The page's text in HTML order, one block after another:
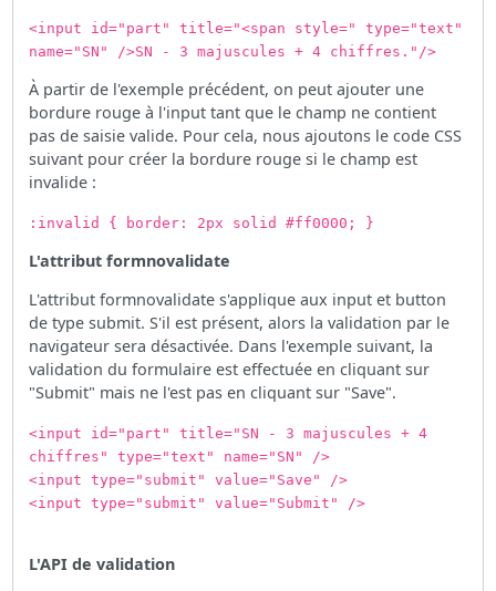
<input id="part" title="<span style=" type="text"
name="SN" />SN - 3 majuscules + 4 chiffres."/>
À partir de l'exemple précédent, on peut ajouter une
bordure rouge à l'input tant que le champ ne contient
pas de saisie valide. Pour cela, nous ajoutons le code CSS
suivant pour créer la bordure rouge si le champ est
invalide :
:invalid { border: 2px solid #ff0000; }
L'attribut formnovalidate
L'attribut formnovalidate s'applique aux input et button
de type submit. S'il est présent, alors la validation par le
navigateur sera désactivée. Dans l'exemple suivant, la
validation du formulaire est effectuée en cliquant sur
"Submit" mais ne l'est pas en cliquant sur "Save".
<input id="part" title="SN - 3 majuscules + 4
chiffres" type="text" name="SN" />
<input type="submit" value="Save" />
<input type="submit" value="Submit" />
L'API de validation